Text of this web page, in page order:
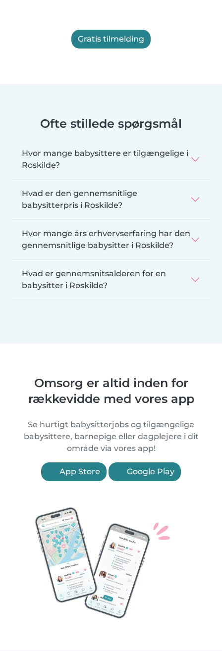
Gratis tilmelding
Ofte stillede spørgsmål
Hvor mange babysittere er tilgængelige i
Roskilde?
Hvad er den gennemsnitlige
babysitterpris i Roskilde?
Hvor mange års erhvervserfaring har den
gennemsnitlige babysitter i Roskilde?
Hvad er gennemsnitsalderen for en
babysitter i Roskilde?
Omsorg er altid inden for
rækkevidde med vores app
Se hurtigt babysitterjobs og tilgængelige
babysittere, barnepige eller dagplejere i dit
område via vores app!
App Store Google Play